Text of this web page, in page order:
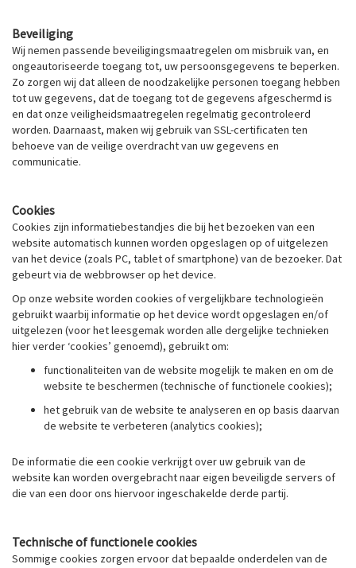
Beveiliging
Wij nemen passende beveiligingsmaatregelen om misbruik van, en
ongeautoriseerde toegang tot, uw persoonsgegevens te beperken.
Zo zorgen wij dat alleen de noodzakelijke personen toegang hebben
tot uw gegevens, dat de toegang tot de gegevens afgeschermd is
en dat onze veiligheidsmaatregelen regelmatig gecontroleerd
worden. Daarnaast, maken wij gebruik van SSL-certificaten ten
behoeve van de veilige overdracht van uw gegevens en
communicatie.
Cookies
Cookies zijn informatiebestandjes die bij het bezoeken van een
website automatisch kunnen worden opgeslagen op of uitgelezen
van het device (zoals PC, tablet of smartphone) van de bezoeker. Dat
gebeurt via de webbrowser op het device.
Op onze website worden cookies of vergelijkbare technologieën
gebruikt waarbij informatie op het device wordt opgeslagen en/of
uitgelezen (voor het leesgemak worden alle dergelijke technieken
hier verder ‘cookies’ genoemd), gebruikt om:
functionaliteiten van de website mogelijk te maken en om de
website te beschermen (technische of functionele cookies);
het gebruik van de website te analyseren en op basis daarvan
de website te verbeteren (analytics cookies);
De informatie die een cookie verkrijgt over uw gebruik van de
website kan worden overgebracht naar eigen beveiligde servers of
die van een door ons hiervoor ingeschakelde derde partij.
Technische of functionele cookies
Sommige cookies zorgen ervoor dat bepaalde onderdelen van de